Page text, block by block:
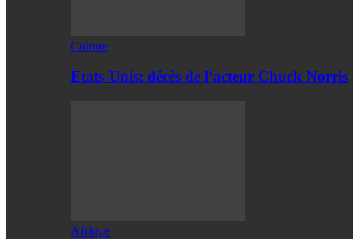
Culture
Etats-Unis: décès de l’acteur Chuck Norris
Afrique